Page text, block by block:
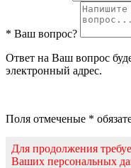
* Ваш вопрос?
Ответ на Ваш вопрос
электронный адрес.
Поля отмеченые *
Для продолжения
Ваших персональных